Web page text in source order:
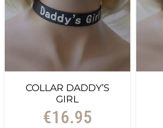
COLLAR DADDY’S
GIRL
€16.95